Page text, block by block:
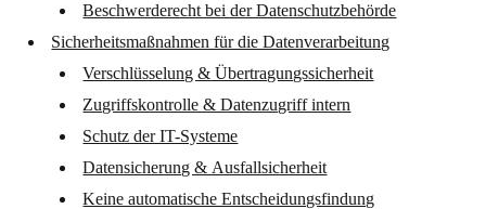
Beschwerderecht bei der Datenschutzbehörde
Sicherheitsmaßnahmen für die Datenverarbeitung
Verschlüsselung & Übertragungssicherheit
Zugriffskontrolle & Datenzugriff intern
Schutz der IT-Systeme
Datensicherung & Ausfallsicherheit
Keine automatische Entscheidungsfindung